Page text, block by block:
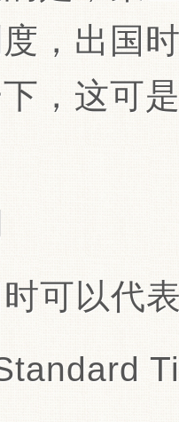
，出国
下，这可
可以代